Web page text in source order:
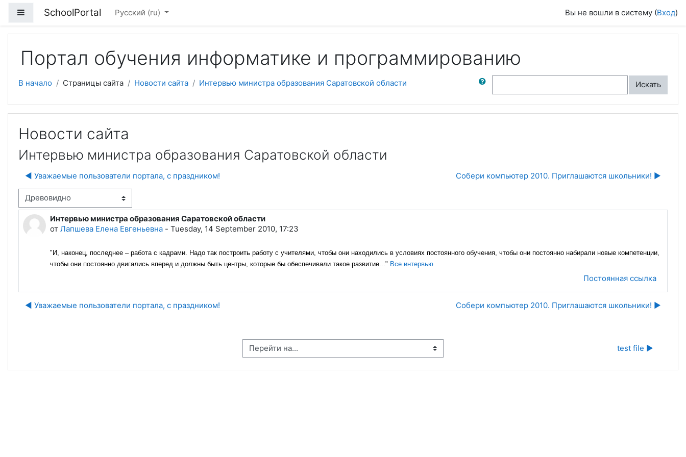
Боковая панель
SchoolPortal Русский ‎(ru)‎ Вы не вошли в систему (Вход)
Портал обучения информатике и программированию
В начало Страницы сайта Новости сайта Интервью министра образования Саратовской области
Поиск по форумам
Искать
Новости сайта
Интервью министра образования Саратовской области
◀︎ Уважаемые пользователи портала, с праздником! Собери компьютер 2010. Приглашаются школьники! ▶︎
отображения
Интервью министра образования Саратовской области
от Лапшева Елена Евгеньевна - Tuesday, 14 September 2010, 17:23
Количество ответов: 0
"И, наконец, последнее – работа с кадрами. Надо так построить работу с учителями, чтобы они находились в условиях постоянного обучения, чтобы они постоянно набирали новые компетенции,
чтобы они постоянно двигались вперед и должны быть центры, которые бы обеспечивали такое развитие..." Все интервью
Постоянная ссылка
◀︎ Уважаемые пользователи портала, с праздником! Собери компьютер 2010. Приглашаются школьники! ▶︎
Перейти на... test file ▶︎